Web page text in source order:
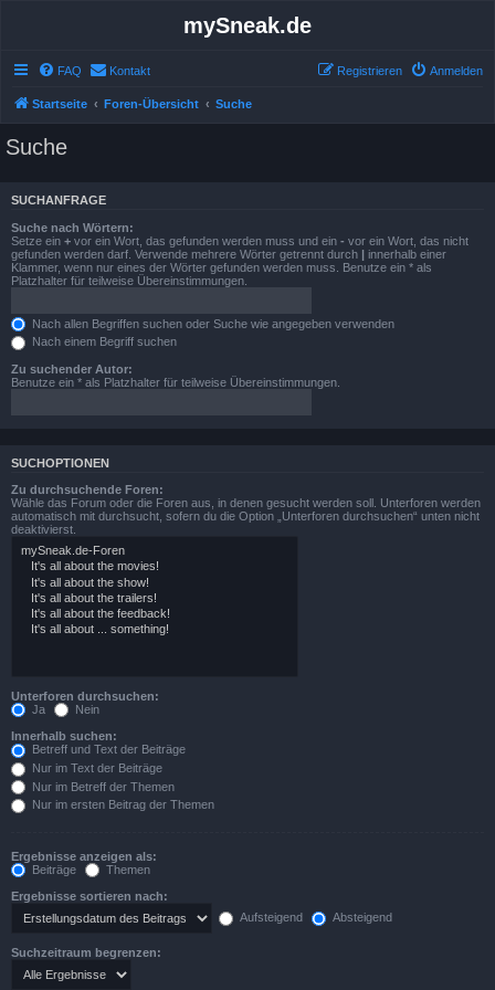
mySneak.de
FAQ Kontakt Anmelden
Registrieren
Startseite Foren-Übersicht Suche
Suche
SUCHANFRAGE
Suche nach Wörtern:
Setze ein + vor ein Wort, das gefunden werden muss und ein - vor ein Wort, das nicht
gefunden werden darf. Verwende mehrere Wörter getrennt durch | innerhalb einer
Klammer, wenn nur eines der Wörter gefunden werden muss. Benutze ein * als
Platzhalter für teilweise Übereinstimmungen.
Nach allen Begriffen suchen oder Suche wie angegeben verwenden
Nach einem Begriff suchen
Zu suchender Autor:
Benutze ein * als Platzhalter für teilweise Übereinstimmungen.
SUCHOPTIONEN
Zu durchsuchende Foren:
Wähle das Forum oder die Foren aus, in denen gesucht werden soll. Unterforen werden
automatisch mit durchsucht, sofern du die Option „Unterforen durchsuchen“ unten nicht
deaktivierst.
Unterforen durchsuchen:
Ja
Nein
Innerhalb suchen:
Betreff und Text der Beiträge
Nur im Text der Beiträge
Nur im Betreff der Themen
Nur im ersten Beitrag der Themen
Ergebnisse anzeigen als:
Beiträge
Themen
Ergebnisse sortieren nach:
Aufsteigend
Absteigend
Suchzeitraum begrenzen: